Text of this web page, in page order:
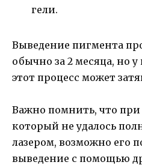
гели.
Выведение пигмента
обычно за 2 месяца, но
этот процесс может
Важно помнить, что
который не удалось
лазером, возможно его
выведение с помощью